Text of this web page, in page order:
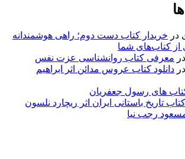
در خریدار کتاب دست دوم؛ راهی هوشمندانه
از کتاب‌های شما
در معرفی کتاب روانشناسی عزت نفس
در دانلود کتاب عروس مدائن اثر ابراهیم
های رسول جعفریان
کتاب تاریخ باستانی ایران اثر ریچارد نلسون
رجب نیا